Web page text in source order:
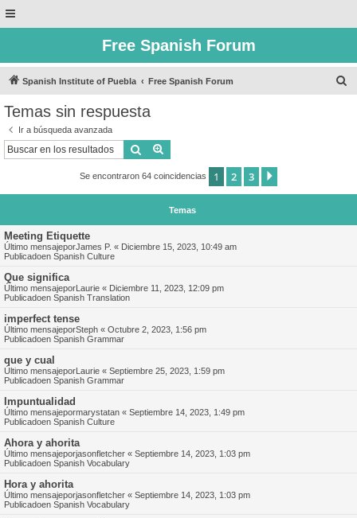
Free Spanish Forum
Spanish Institute of Puebla Free Spanish Forum
Temas sin respuesta
Ir a búsqueda avanzada
Buscar
Se encontraron 64 coincidencias 1 2 3
Temas
Meeting Etiquette
Último mensajeporJames P. « Diciembre 15, 2023, 10:49 am
Publicadoen Spanish Culture
Que significa
Último mensajeporLaurie « Diciembre 11, 2023, 12:09 pm
Publicadoen Spanish Translation
imperfect tense
Último mensajeporSteph « Octubre 2, 2023, 1:56 pm
Publicadoen Spanish Grammar
que y cual
Último mensajeporLaurie « Septiembre 25, 2023, 1:59 pm
Publicadoen Spanish Grammar
Impuntualidad
Último mensajepormarystatan « Septiembre 14, 2023, 1:49 pm
Publicadoen Spanish Culture
Ahora y ahorita
Último mensajeporjasonfletcher « Septiembre 14, 2023, 1:03 pm
Publicadoen Spanish Vocabulary
Hora y ahorita
Último mensajeporjasonfletcher « Septiembre 14, 2023, 1:03 pm
Publicadoen Spanish Vocabulary